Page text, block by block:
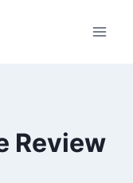
Review